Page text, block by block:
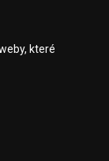
které